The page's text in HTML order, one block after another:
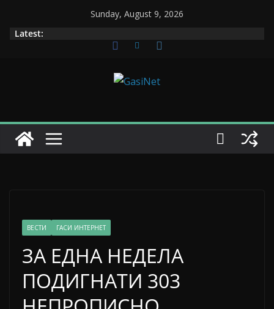
Sunday, August 9, 2026
Latest:
ВЕСТИ ГАСИ ИНТЕРНЕТ
ЗА ЕДНА НЕДЕЛА
ПОДИГНАТИ 303